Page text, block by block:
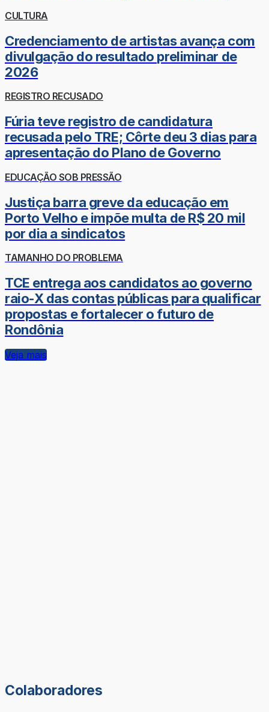
CULTURA
Credenciamento de artistas avança com
divulgação do resultado preliminar de
2026
REGISTRO RECUSADO
Fúria teve registro de candidatura
recusada pelo TRE; Côrte deu 3 dias para
apresentação do Plano de Governo
EDUCAÇÃO SOB PRESSÃO
Justiça barra greve da educação em
Porto Velho e impõe multa de R$ 20 mil
por dia a sindicatos
TAMANHO DO PROBLEMA
TCE entrega aos candidatos ao governo
raio-X das contas públicas para qualificar
propostas e fortalecer o futuro de
Rondônia
Veja mais
Colaboradores